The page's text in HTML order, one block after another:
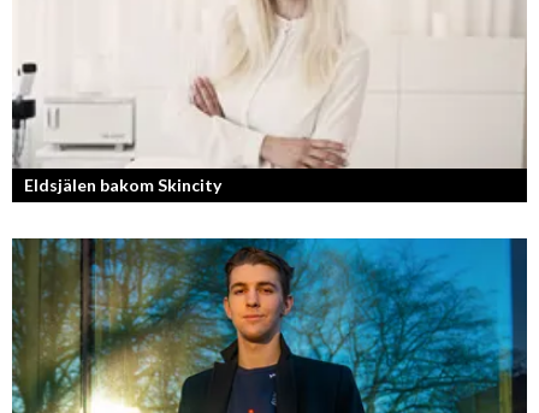
Eldsjälen bakom Skincity
Annica Forsgren Kjellman ligger bakom skönhetsimperiet Skincity –
professionell hudvård online.